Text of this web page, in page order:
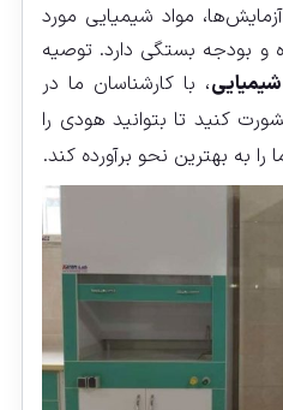
مواد شیمیایی مورد
و بودجه بستگی دارد. توصیه
، با کارشناسان ما در
کنید تا بتوانید هودی را
به بهترین نحو برآورده کند.